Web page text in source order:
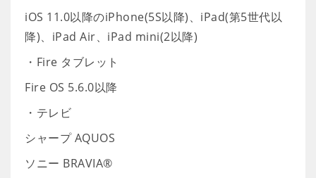
iOS 11.0以降のiPhone(5S以降)、iPad(第5世代以
降)、iPad Air、iPad mini(2以降)
・Fire タブレット
Fire OS 5.6.0以降
・テレビ
シャープ AQUOS
ソニー BRAVIA®